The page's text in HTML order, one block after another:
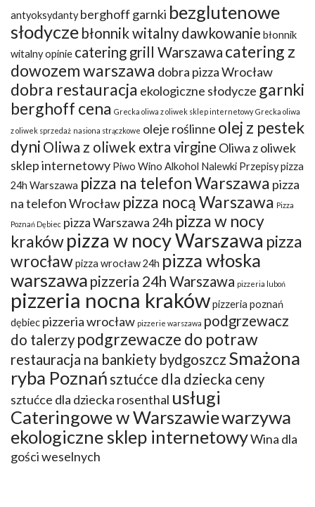
antyoksydanty berghoff garnki bezglutenowe
słodycze błonnik witalny dawkowanie błonnik
witalny opinie catering grill Warszawa catering z
dowozem warszawa dobra pizza Wrocław
dobra restauracja ekologiczne słodycze garnki
berghoff cena Grecka oliwa z oliwek sklep internetowy Grecka oliwa
z oliwek sprzedaż nasiona strączkowe oleje roślinne olej z pestek
dyni Oliwa z oliwek extra virgine Oliwa z oliwek
sklep internetowy Piwo Wino Alkohol Nalewki Przepisypizza
24h Warszawa pizza na telefon Warszawa pizza
na telefon Wrocław pizza nocą Warszawa Pizza
Poznań Dębiec pizza Warszawa 24h pizza w nocy
krakówpizza w nocy Warszawa pizza
wrocławpizza wrocław 24h pizza włoska
warszawa pizzeria 24h Warszawa pizzeria luboń
pizzeria nocna krakówpizzeria poznań
dębiec pizzeria wrocław pizzerie warszawa podgrzewacz
do talerzy podgrzewacze do potraw
restauracja na bankiety bydgoszcz Smażona
ryba Poznań sztućce dla dziecka ceny
sztućce dla dziecka rosenthal usługi
Cateringowe w Warszawiewarzywa
ekologiczne sklep internetowyWina dla
gości weselnych